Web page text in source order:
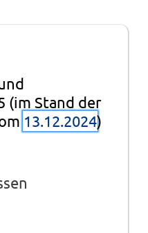
(im Stand der
13.12.2024)